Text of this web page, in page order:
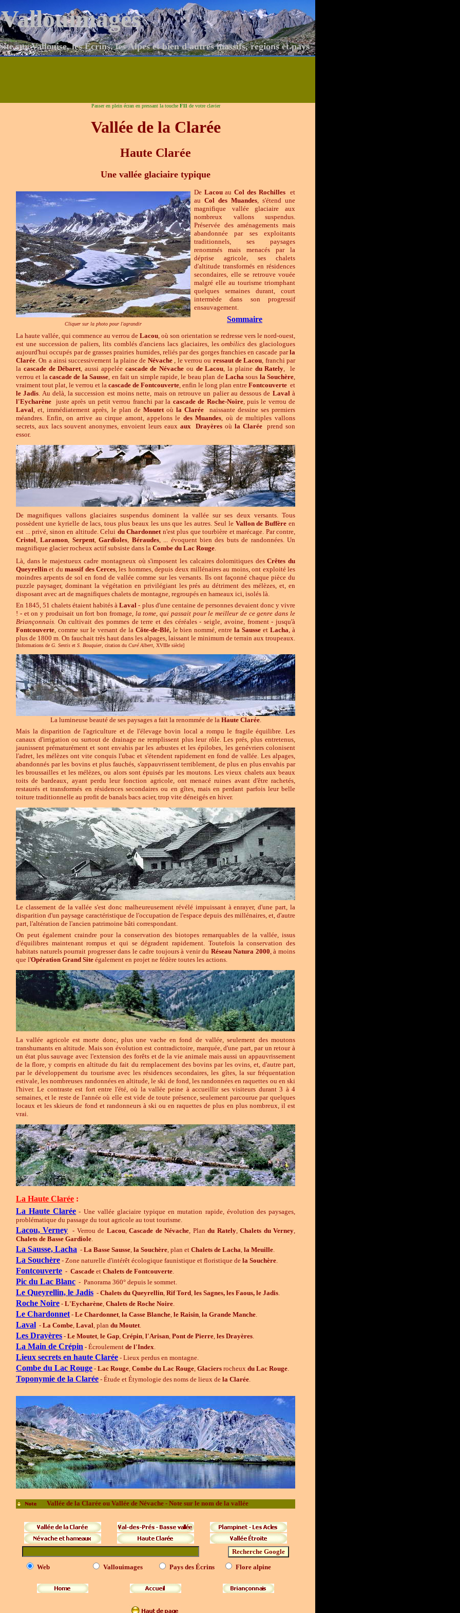
Vallouimages
sur Vallouise, les Écrins, les Alpes et bien d'autres massifs, régions et pays
Passer en plein écran en pressant la touche F11 de votre clavier
Vallée de la Clarée
Haute Clarée
Une vallée glaciaire typique
De LacouauCol des Rochilleset
au Col des Muandes, s'étend une
magnifique vallée glaciaire aux
nombreux vallons suspendus.
Préservée des aménagements mais
abandonnée par ses exploitants
traditionnels, ses paysages
renommés mais menacés par la
déprise agricole, ses chalets
d'altitude transformés en résidences
secondaires, elle se retrouve vouée
malgré elle au tourisme triomphant
quelques semaines durant, court
intermède dans son progressif
ensauvagement.
Sommaire
Cliquer sur la photo pour l'agrandir
La haute vallée, qui commence au verrou de Lacou, où son orientation se redresse vers le nord-ouest,
est une succession de paliers, lits comblés d'anciens lacs glaciaires, lesombilics des glaciologues
aujourd'hui occupés par de grasses prairies humides, reliés par des gorges franchies en cascade parla
Clarée. On a ainsi successivement la plaine de Névache, le verrou ou ressaut de Lacou, franchi par
la cascade de Débaret, aussi appelée cascade de Névache ou de Lacou, la plaine du Rately, le
verrou et lacascade de la Sausse, en fait un simple rapide, le beau plan de Lachasous la Souchère,
vraiment tout plat, le verrou et la cascade de Fontcouverte, enfin le long plan entre Fontcouverte et
le Jadis. Au delà, la succession est moins nette, mais on retrouve un palier au dessous de Lavalà
l'Eycharène juste après un petit verrou franchi par la cascade de Roche-Noire, puis le verrou de
Laval, et, immédiatement après, le plan de Moutetoùla Clarée naissante dessine ses premiers
méandres. Enfin, on arrive au cirque amont, appelons le des Muandes, où de multiples vallons
secrets, aux lacs souvent anonymes, envoient leurs eaux aux Drayères où la Claréeprend son
essor.
De magnifiques vallons glaciaires suspendus dominent la vallée sur ses deux versants. Tous
possèdent une kyrielle de lacs, tous plus beaux les uns que les autres. Seul le Vallon de Buffère en
est ... privé, sinon en altitude. Celui du Chardonnetn'est plus que tourbière et marécage. Par contre,
Cristol,Laramon, Serpent,Gardioles, Béraudes, ... évoquent bien des buts de randonnées. Un
magnifique glacier rocheux actif subsiste dans la Combe du Lac Rouge.
Là, dans le majestueux cadre montagneux où s'imposent les calcaires dolomitiques desCrêtes du
Queyrellin et dumassif des Cerces, les hommes, depuis deux millénaires au moins, ont exploité les
moindres arpents de sol en fond de vallée comme sur les versants. Ils ont façonné chaque pièce du
puzzle paysager, dominant la végétation en privilégiant les prés au détriment des mélèzes, et, en
disposant avec art de magnifiques chalets de montagne, regroupés en hameaux ici, isolés là.
En 1845, 51 chalets étaient habités àLaval- plus d'une centaine de personnes devaient donc y vivre
! -et on y produisait un fort bon fromage, la tome, qui passait pour le meilleur de ce genre dans le
Briançonnais On cultivait des pommes de terre et des céréales - seigle, avoine, froment - jusqu'à
Fontcouverte, comme sur le versant de la Côte-de-Blé, le bien nommé, entrela Sausse etLacha, à
plus de 1800 m. On fauchait très haut dans les alpages, laissant le minimum de terrain aux troupeaux.
[Informations de G. Sentis et S. Bouquier , citation du Curé Albert , XVIIIe siècle]
La lumineuse beauté de ses paysages a fait la renommée de la Haute Clarée.
Mais la disparition de l'agriculture et de l'élevage bovin local a rompu le fragile équilibre. Les
canaux d'irrigation ou surtout de drainage ne remplissent plus leur rôle. Les prés, plus entretenus,
jaunissent prématurément et sont envahis par les arbustes et les épilobes, les genévriers colonisent
l'adret, les mélèzes ont vite conquis l'ubac et s'étendent rapidement en fond de vallée. Les alpages,
abandonnés par les bovins et plus fauchés, s'appauvrissent terriblement, de plus en plus envahis par
les broussailles et les mélèzes, ou alors sont épuisés par les moutons. Les vieux chalets aux beaux
toits de bardeaux, ayant perdu leur fonction agricole, ont menacé ruines avant d'être rachetés,
restaurés et transformés en résidences secondaires ou en gîtes, mais en perdant parfois leur belle
toiture traditionnelle au profit de banals bacs acier, trop vite déneigés en hiver.
Le classement de la vallée s'est donc malheureusement révélé impuissant à enrayer, d'une part, la
disparition d'un paysage caractéristique de l'occupation de l'espace depuis des millénaires, et, d'autre
part, l'altération de l'ancien patrimoine bâti correspondant.
On peut également craindre pour la conservation des biotopes remarquables de la vallée, issus
d'équilibres maintenant rompus et qui se dégradent rapidement. Toutefois la conservation des
habitats naturels pourrait progresser dans le cadre toujours à venir du Réseau Natura 2000, à moins
que l'Opération Grand Site également en projet ne fédère toutes les actions.
La vallée agricole est morte donc, plus une vache en fond de vallée, seulement des moutons
transhumants en altitude. Mais son évolution est contradictoire, marquée, d'une part, par un retour à
un état plus sauvage avec l'extension des forêts et de la vie animale mais aussi un appauvrissement
de la flore, y compris en altitude du fait du remplacement des bovins par les ovins, et, d'autre part,
par le développement du tourisme avec les résidences secondaires, les gîtes, la sur fréquentation
estivale, les nombreuses randonnées en altitude, le ski de fond, les randonnées en raquettes ou en ski
l'hiver. Le contraste est fort entre l'été, où la vallée peine à accueillir ses visiteurs durant 3 à 4
semaines, et le reste de l'année où elle est vide de toute présence, seulement parcourue par quelques
locaux et les skieurs de fond et randonneurs à ski ou en raquettes de plus en plus nombreux, il est
vrai.
La Haute Clarée :
La Haute Clarée - Une vallée glaciaire typique en mutation rapide, évolution des paysages,
problématique du passage du tout agricole au tout tourisme.
Lacou, Verney - Verrou de Lacou,Cascade de Névache, Plandu Rately,Chalets du Verney,
Chalets de Basse Gardiole.
La Sausse, Lacha - La Basse Sausse, la Souchère, plan et Chalets de Lacha, la Meuille.
La Souchère - Zone naturelle d'intérêt écologique faunistique et floristique de la Souchère.
Fontcouverte - Cascade et Chalets de Fontcouverte.
Pic du Lac Blanc - Panorama 360° depuis le sommet.
Le Queyrellin, le Jadis - Chalets du Queyrellin, Rif Tord, les Sagnes, les Faous, le Jadis.
Roche Noire - L'Eycharène, Chalets de Roche Noire.
Le Chardonnet- Le Chardonnet, la Casse Blanche, le Raisin, la Grande Manche.
Laval - La Combe, Laval, plan du Moutet.
Les Drayères - Le Moutet, le Gap, Crépin, l'Arisan, Pont de Pierre, les Drayères.
La Main de Crépin - Écroulement de l'Index.
Lieux secrets en haute Clarée - Lieux perdus en montagne.
Combe du Lac Rouge - Lac Rouge, Combe du Lac Rouge, Glaciers rocheux du Lac Rouge.
Toponymie de la Clarée - Étude et Étymologie des noms de lieux de la Clarée.
Vallée de la Clarée ou Vallée de Névache - Note sur le nom de la vallée
Web Vallouimages Pays des Écrins Flore alpine